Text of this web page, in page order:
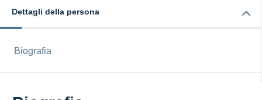
Dettagli della persona
Biografia